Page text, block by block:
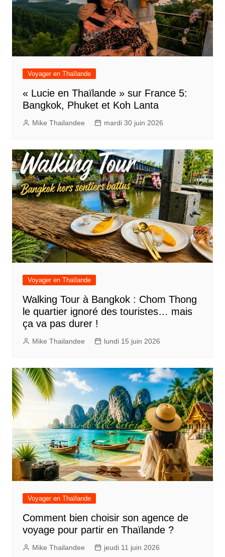
Voyager en Thaïlande
« Lucie en Thaïlande » sur France 5:
Bangkok, Phuket et Koh Lanta
Mike Thailandee mardi 30 juin 2026
Voyager en Thaïlande
Walking Tour à Bangkok : Chom Thong
le quartier ignoré des touristes… mais
ça va pas durer !
Mike Thailandee lundi 15 juin 2026
Voyager en Thaïlande
Comment bien choisir son agence de
voyage pour partir en Thaïlande ?
Mike Thailandee jeudi 11 juin 2026